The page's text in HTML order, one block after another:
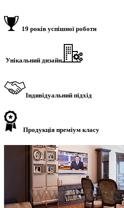
19 років успішної роботи
Унікальний дизайн
Індивідуальний підхід
Продукція преміум класу